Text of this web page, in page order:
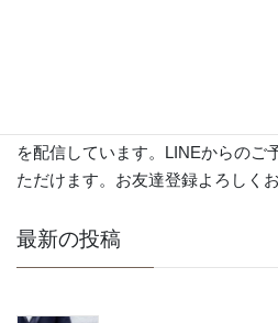
を配信しています。LINEからのご
ただけます。お友達登録よろしく
最新の投稿